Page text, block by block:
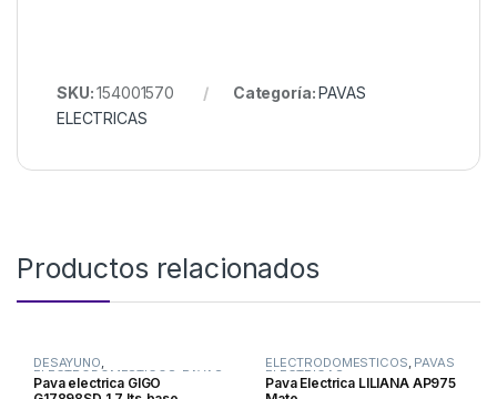
SKU:154001570 Categoría:PAVAS
ELECTRICAS
Productos relacionados
DESAYUNO,
ELECTRODOMESTICOS PAVAS
ELECTRICAS
Pava electrica GIGO
ELECTRODOMESTICOS, PAVAS
ELECTRICAS
Pava Electrica LILIANA AP975